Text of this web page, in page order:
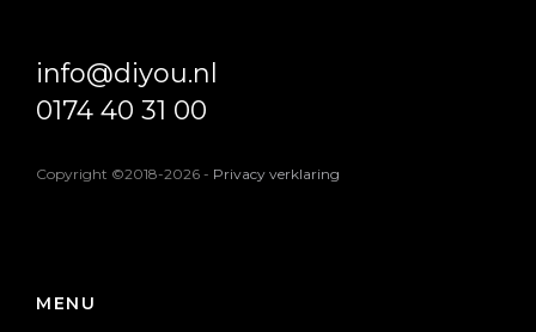
info@diyou.nl
0174 40 31 00
Copyright ©2018-2026 - Privacy verklaring
MENU